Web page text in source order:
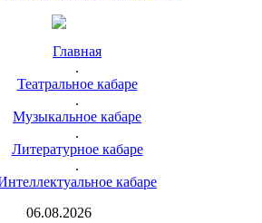
Главная
.
Театральное кабаре
.
Музыкальное кабаре
.
Литературное кабаре
.
кабаре
06.08.2026